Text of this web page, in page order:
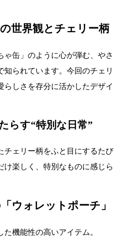
世界観とチェリー柄
ゃ缶」のように心が弾む、やさ
知られています。今回のチェリ
らしさを存分に活かしたデザイ
らす“特別な日常”
チェリー柄をふと目にするたび
け楽しく、特別なものに感じら
ウォレットポーチ」
機能性の高いアイテム。